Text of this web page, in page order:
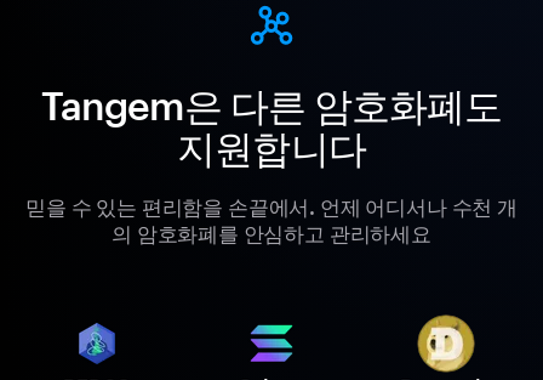
Tangem은 다른 암호화폐도
지원합니다
믿을 수 있는 편리함을 손끝에서. 언제 어디서나 수천 개
의 암호화폐를 안심하고 관리하세요